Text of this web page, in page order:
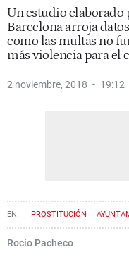
Un estudio
Barcelona arroja
como las multas no
más violencia para el
2 noviembre, 2018 19:12
PROSTITUCIÓN
UNIVERSIDAD AUTÓNOMA DE
Rocío Pacheco